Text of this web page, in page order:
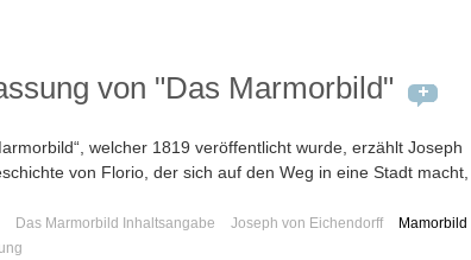
von "Das Marmorbild"
welcher 1819 veröffentlicht wurde, erzählt Joseph
von Florio, der sich auf den Weg in eine Stadt macht,
Das Marmorbild Inhaltsangabe Joseph von Eichendorff
Mamorbild